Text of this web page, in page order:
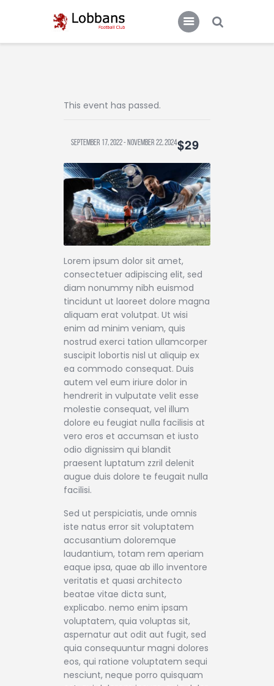
Team
Standings/Schedules
This event has passed.
September 17, 2022- November 22, 2024$29
Lorem ipsum dolor sit amet,
consectetuer adipiscing elit, sed
diam nonummy nibh euismod
tincidunt ut laoreet dolore magna
aliquam erat volutpat. Ut wisi
enim ad minim veniam, quis
nostrud exerci tation ullamcorper
suscipit lobortis nisl ut aliquip ex
ea commodo consequat. Duis
autem vel eum iriure dolor in
hendrerit in vulputate velit esse
molestie consequat, vel illum
dolore eu feugiat nulla facilisis at
vero eros et accumsan et iusto
odio dignissim qui blandit
praesent luptatum zzril delenit
augue duis dolore te feugait nulla
facilisi.
Sed ut perspiciatis, unde omnis
iste natus error sit voluptatem
accusantium doloremque
laudantium, totam rem aperiam
eaque ipsa, quae ab illo inventore
veritatis et quasi architecto
beatae vitae dicta sunt,
explicabo. nemo enim ipsam
voluptatem, quia voluptas sit,
aspernatur aut odit aut fugit, sed
quia consequuntur magni dolores
eos, qui ratione voluptatem sequi
nesciunt, neque porro quisquam